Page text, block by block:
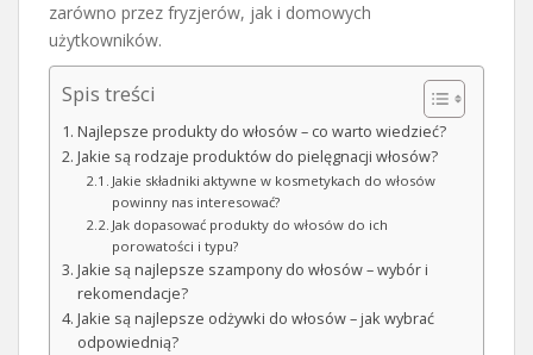
zarówno przez fryzjerów, jak i domowych
użytkowników.
Spis treści
Najlepsze produkty do włosów – co warto wiedzieć?
Jakie są rodzaje produktów do pielęgnacji włosów?
Jakie składniki aktywne w kosmetykach do włosów
powinny nas interesować?
Jak dopasować produkty do włosów do ich
porowatości i typu?
Jakie są najlepsze szampony do włosów – wybór i
rekomendacje?
Jakie są najlepsze odżywki do włosów – jak wybrać
odpowiednią?